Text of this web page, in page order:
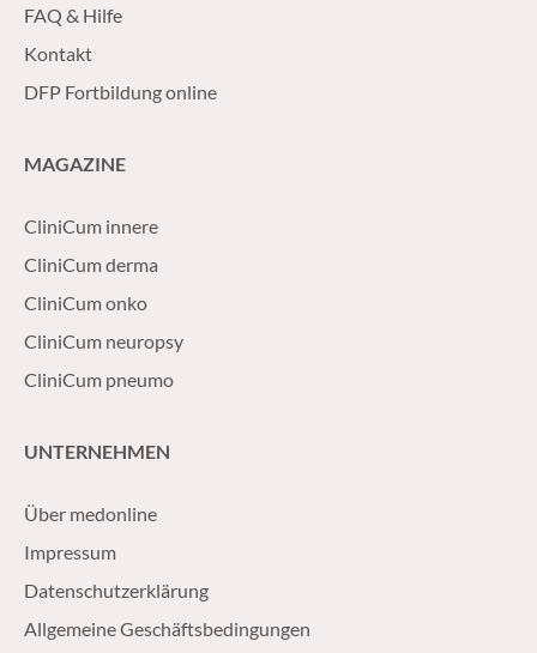
FAQ & Hilfe
Kontakt
DFP Fortbildung online
MAGAZINE
CliniCum innere
CliniCum derma
CliniCum onko
CliniCum neuropsy
CliniCum pneumo
UNTERNEHMEN
Über medonline
Impressum
Datenschutzerklärung
Allgemeine Geschäftsbedingungen